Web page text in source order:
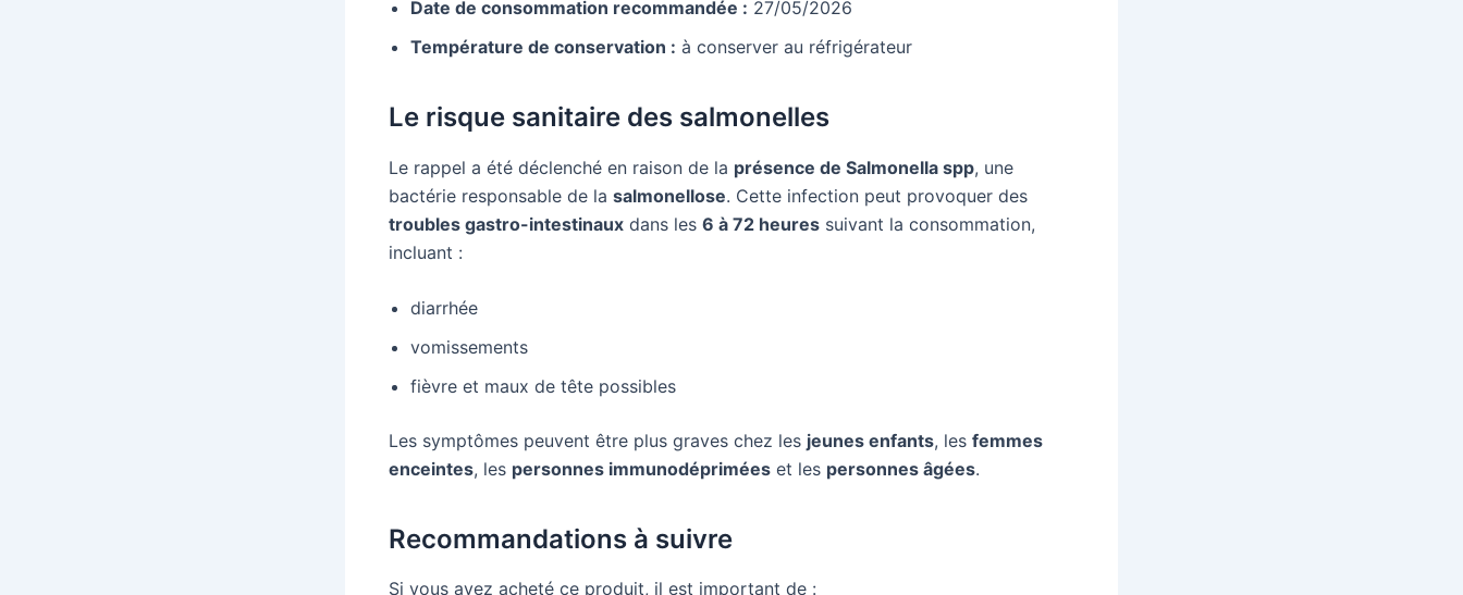
Date de consommation recommandée : 27/05/2026
Température de conservation : à conserver au réfrigérateur
Le risque sanitaire des salmonelles
Le rappel a été déclenché en raison de la présence de Salmonella spp, une
bactérie responsable de la salmonellose. Cette infection peut provoquer des
troubles gastro-intestinaux dans les 6 à 72 heures suivant la consommation,
incluant :
diarrhée
vomissements
fièvre et maux de tête possibles
Les symptômes peuvent être plus graves chez les jeunes enfants, les femmes
enceintes, les personnes immunodéprimées et les personnes âgées.
Recommandations à suivre
Si vous avez acheté ce produit, il est important de :